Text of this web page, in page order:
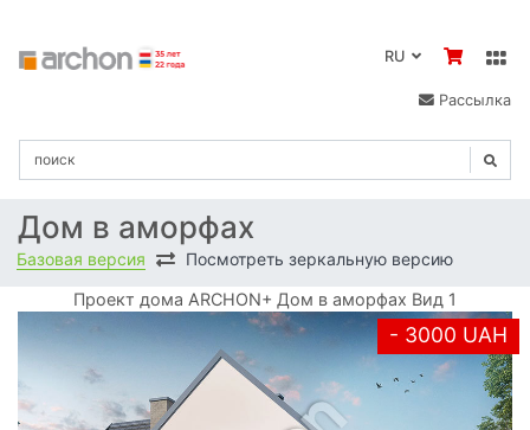
Рассылка
Дом в аморфах
Базовая версия Посмотреть зеркальную версию
Проект дома ARCHON+ Дом в аморфах Вид 1
- 3000 UAH